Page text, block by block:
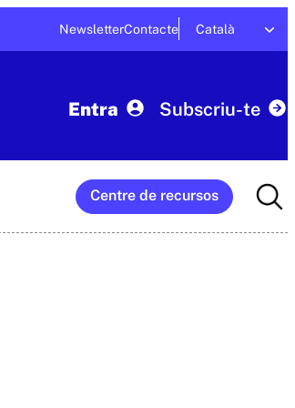
NewsletterContacte Català
Entra Subscriu-te
Centre de recursos
for: